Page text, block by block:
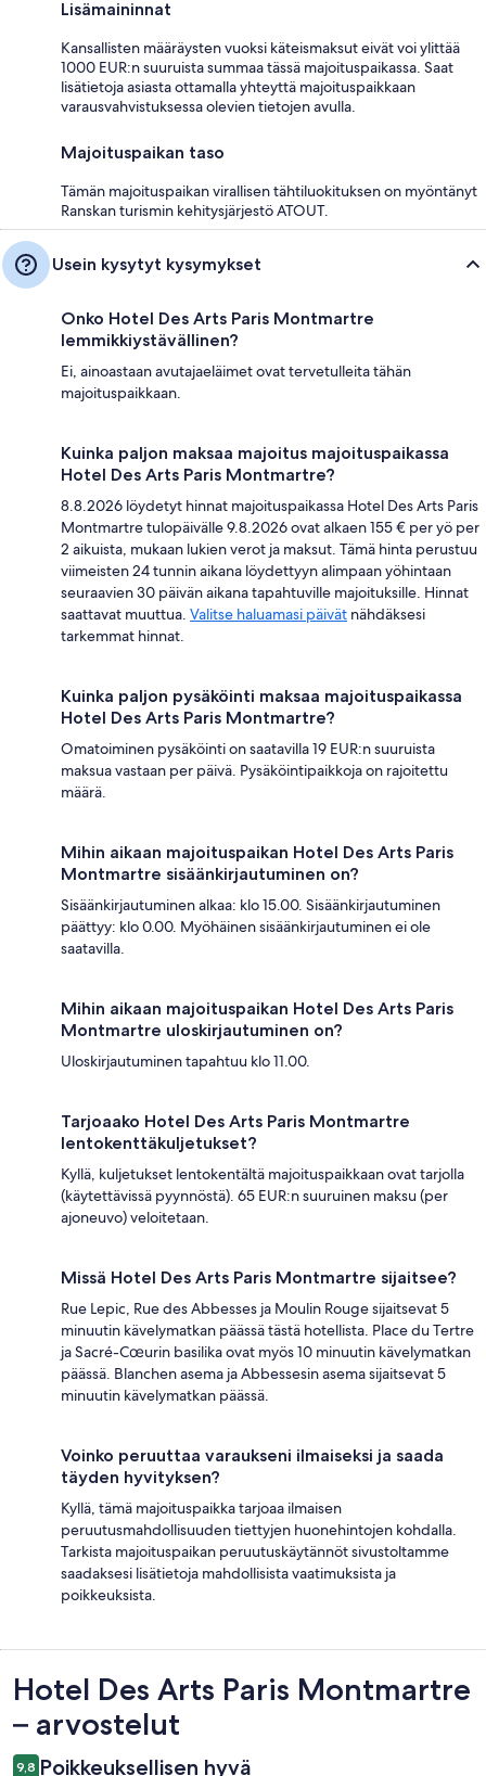
Lisämaininnat
Kansallisten määräysten vuoksi käteismaksut eivät voi ylittää
1000 EUR:n suuruista summaa tässä majoituspaikassa. Saat
lisätietoja asiasta ottamalla yhteyttä majoituspaikkaan
varausvahvistuksessa olevien tietojen avulla.
Majoituspaikan taso
Tämän majoituspaikan virallisen tähtiluokituksen on myöntänyt
Ranskan turismin kehitysjärjestö ATOUT.
Usein kysytyt kysymykset
Onko Hotel Des Arts Paris Montmartre
lemmikkiystävällinen?
Ei, ainoastaan avutajaeläimet ovat tervetulleita tähän
majoituspaikkaan.
Kuinka paljon maksaa majoitus majoituspaikassa
Hotel Des Arts Paris Montmartre?
8.8.2026 löydetyt hinnat majoituspaikassa Hotel Des Arts Paris
Montmartre tulopäivälle 9.8.2026 ovat alkaen 155 € per yö per
2 aikuista, mukaan lukien verot ja maksut. Tämä hinta perustuu
viimeisten 24 tunnin aikana löydettyyn alimpaan yöhintaan
seuraavien 30 päivän aikana tapahtuville majoituksille. Hinnat
saattavat muuttua. Valitse haluamasi päivät nähdäksesi
tarkemmat hinnat.
Kuinka paljon pysäköinti maksaa majoituspaikassa
Hotel Des Arts Paris Montmartre?
Omatoiminen pysäköinti on saatavilla 19 EUR:n suuruista
maksua vastaan per päivä. Pysäköintipaikkoja on rajoitettu
määrä.
Mihin aikaan majoituspaikan Hotel Des Arts Paris
Montmartre sisäänkirjautuminen on?
Sisäänkirjautuminen alkaa: klo 15.00. Sisäänkirjautuminen
päättyy: klo 0.00. Myöhäinen sisäänkirjautuminen ei ole
saatavilla.
Mihin aikaan majoituspaikan Hotel Des Arts Paris
Montmartre uloskirjautuminen on?
Uloskirjautuminen tapahtuu klo 11.00.
Tarjoaako Hotel Des Arts Paris Montmartre
lentokenttäkuljetukset?
Kyllä, kuljetukset lentokentältä majoituspaikkaan ovat tarjolla
(käytettävissä pyynnöstä). 65 EUR:n suuruinen maksu (per
ajoneuvo) veloitetaan.
Missä Hotel Des Arts Paris Montmartre sijaitsee?
Rue Lepic, Rue des Abbesses ja Moulin Rouge sijaitsevat 5
minuutin kävelymatkan päässä tästä hotellista. Place du Tertre
ja Sacré-Cœurin basilika ovat myös 10 minuutin kävelymatkan
päässä. Blanchen asema ja Abbessesin asema sijaitsevat 5
minuutin kävelymatkan päässä.
Voinko peruuttaa varaukseni ilmaiseksi ja saada
täyden hyvityksen?
Kyllä, tämä majoituspaikka tarjoaa ilmaisen
peruutusmahdollisuuden tiettyjen huonehintojen kohdalla.
Tarkista majoituspaikan peruutuskäytännöt sivustoltamme
saadaksesi lisätietoja mahdollisista vaatimuksista ja
poikkeuksista.
Arvostelut
Hotel Des Arts Paris Montmartre
– arvostelut
9,8 Poikkeuksellisen hyvä